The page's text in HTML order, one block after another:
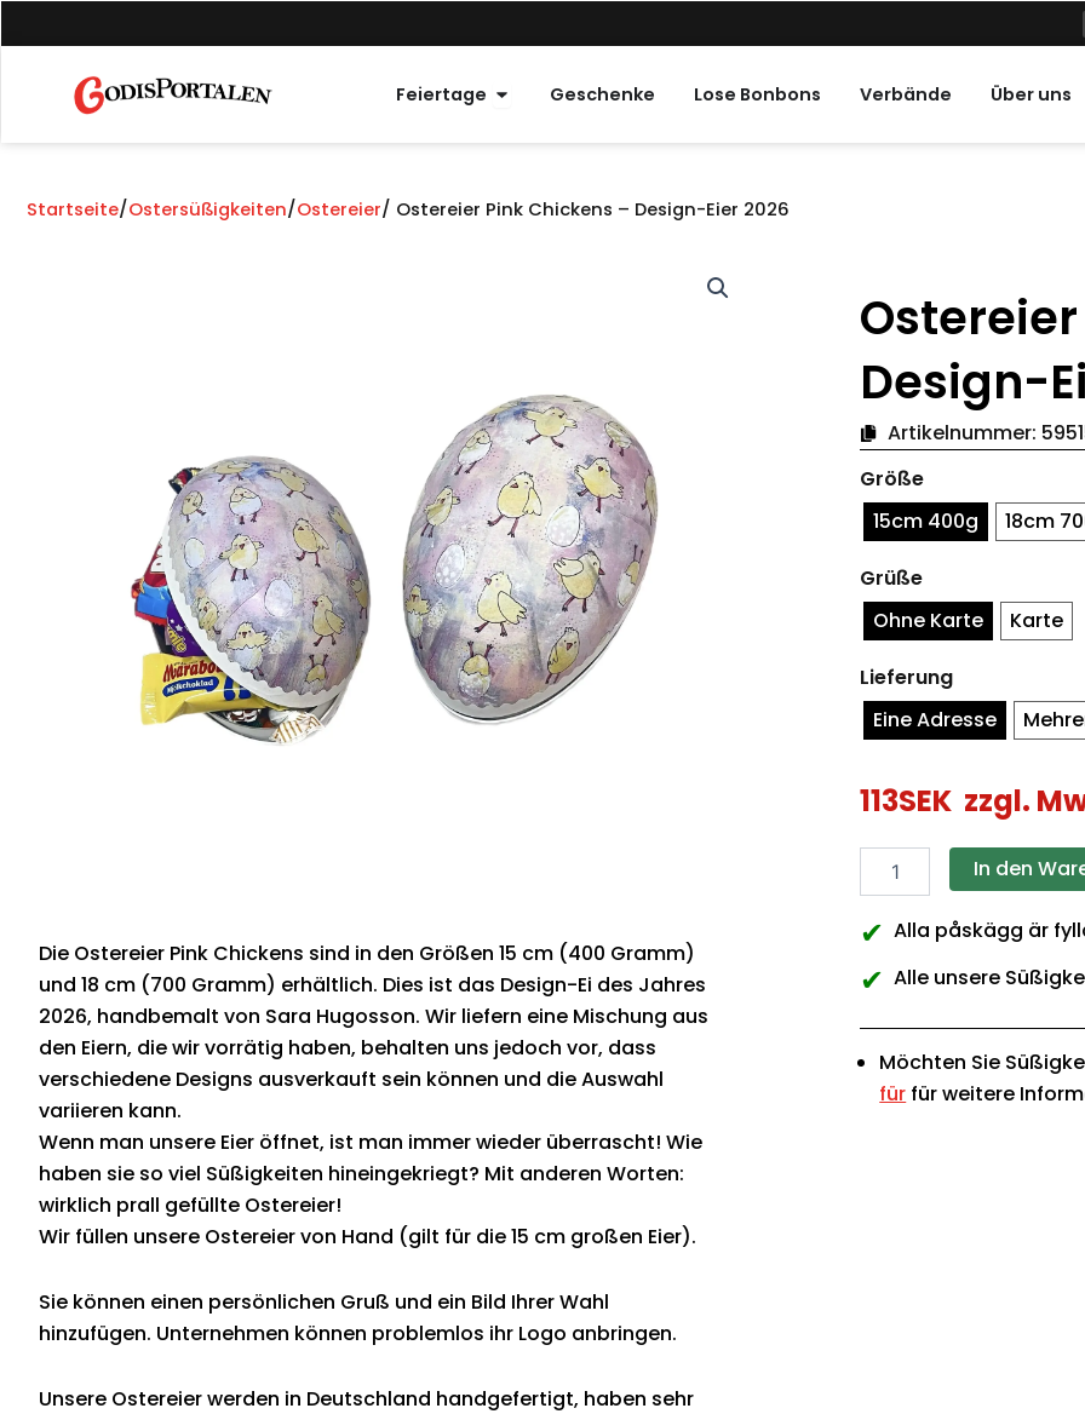
Inhalt
springen
Feiertage Offene Feiertage
Geschenke Lose Bonbons Verbände Über uns
Startseite/Ostersüßigkeiten/Ostereier/ Ostereier Pink Chickens – Design-Eier 2026
Die Ostereier Pink Chickens sind in den Größen 15 cm (400 Gramm)
und 18 cm (700 Gramm) erhältlich. Dies ist das Design-Ei des Jahres
2026, handbemalt von Sara Hugosson. Wir liefern eine Mischung aus
den Eiern, die wir vorrätig haben, behalten uns jedoch vor, dass
verschiedene Designs ausverkauft sein können und die Auswahl
variieren kann.
Wenn man unsere Eier öffnet, ist man immer wieder überrascht! Wie
haben sie so viel Süßigkeiten hineingekriegt? Mit anderen Worten:
wirklich prall gefüllte Ostereier!
Wir füllen unsere Ostereier von Hand (gilt für die 15 cm großen Eier).
Sie können einen persönlichen Gruß und ein Bild Ihrer Wahl
hinzufügen. Unternehmen können problemlos ihr Logo anbringen.
Unsere Ostereier werden in Deutschland handgefertigt, haben sehr
Design-
Artikelnummer:
Größe
15cm 400g
18cm
Grüße
Ohne Karte
Karte
Lieferung
Eine Adresse
113SEK zzgl.
Pink
Chickens
Eier
2026
Stück
In den
✔ Alla påskägg är
✔ Alle unsere
Möchten Sie
für für weitere